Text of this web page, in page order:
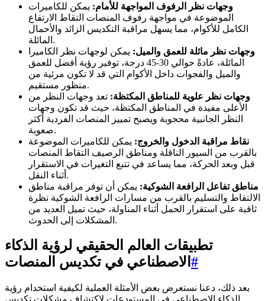
وجهات نظر الرفوف المواجهة للأمام: يمكن للكاميرات
الموضوعة في مواجهة رفوف المنصات التقاط الارتفاع
الكامل للأكوام، مما يسهل مراقبة التكديس الزائد والأحمال
المائلة.
وجهات نظر مائلة للعمق والميل: يمكن لوجهات نظر الكاميرا
المائلة، عادةً حوالي 30-45 درجة، توفير رؤية أفضل للعمق
والميل والفجوات داخل الأكوام التي قد لا تكون مرئية من
منظور مستقيم.
وجهات نظر علوية للمناطق المكتظة: تعد وجهات النظر من
الأعلى مفيدة في المناطق المكتظة، حيث قد تكون وجهات
النظر الجانبية محجوبة ويصبح تمييز المنصات الفردية أكثر
صعوبة.
نقاط مراقبة الدخول والخروج: يمكن للكاميرات الموضوعة
بالقرب من السيور الناقلة ومناطق الرصيف التقاط المنصات
قبل وبعد الحركة، مما يساعد في تتبع التغيرات في الاستقرار
أثناء النقل.
مناطق تفاعل الرافعة الشوكية: يمكن أن توفر مراقبة مناطق
الالتقاط والتسليم بالقرب من مسارات الرافعة الشوكية نظرة
ثاقبة على استقرار الحمل أثناء المناولة، حيث تميل العديد من
المشكلات إلى الحدوث.
تطبيقات العالم الحقيقي لرؤية الذكاء
الاصطناعي في تكديس المنصات #
بعد ذلك، دعنا نستعرض بعض الأمثلة العملية لكيفية استخدام رؤية